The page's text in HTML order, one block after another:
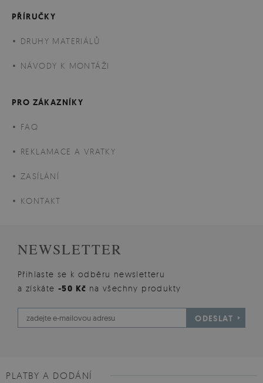
PŘÍRUČKY
DRUHY MATERIÁLŮ
NÁVODY K MONTÁŽI
PRO ZÁKAZNÍKY
FAQ
REKLAMACE A VRATKY
ZASÍLÁNÍ
KONTAKT
NEWSLETTER
Přihlaste se k odběru newsletteru
a získáte -50 Kč na všechny produkty
ODESLAT
PLATBY A DODÁNÍ